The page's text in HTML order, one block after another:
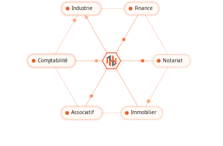
Notariat
Immobilier
Associatif
Comptabilité
Industrie Finance